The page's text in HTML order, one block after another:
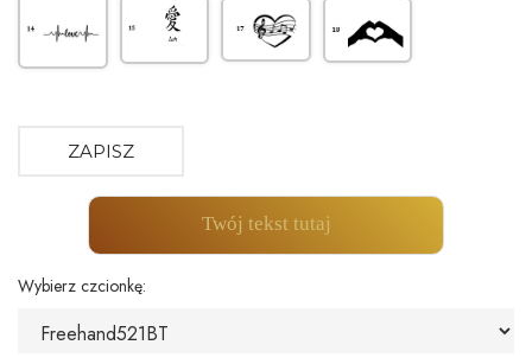
ZAPISZ
Twój tekst tutaj
Wybierz czcionkę: